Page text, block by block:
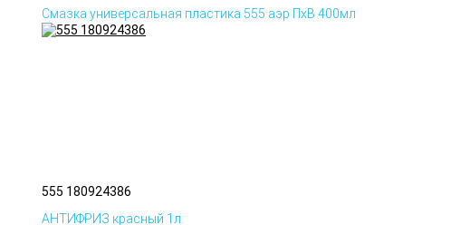
Смазка универсальная пластика 555 аэр ПхВ 400мл
555 180924386
АНТИФРИЗ красный 1л.